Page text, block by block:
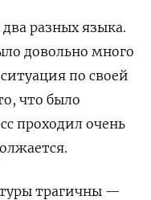
разных языка.
довольно много
по своей
что было
проходил очень
трагичны —